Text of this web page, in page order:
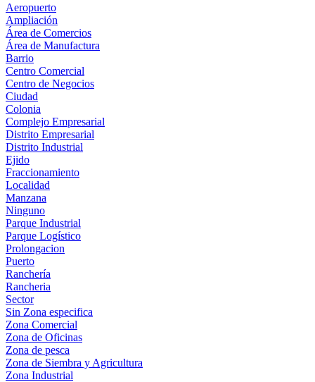
Aeropuerto
Ampliación
Área de Comercios
Área de Manufactura
Barrio
Centro Comercial
Centro de Negocios
Ciudad
Colonia
Complejo Empresarial
Distrito Empresarial
Distrito Industrial
Ejido
Fraccionamiento
Localidad
Manzana
Ninguno
Parque Industrial
Parque Logístico
Prolongacion
Puerto
Ranchería
Rancheria
Sector
Sin Zona especifica
Zona Comercial
Zona de Oficinas
Zona de pesca
Zona de Siembra y Agricultura
Zona Industrial